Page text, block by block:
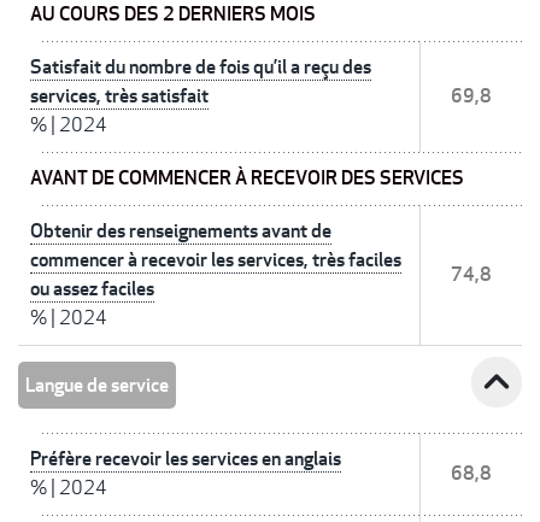
AU COURS DES 2 DERNIERS MOIS
Satisfait du nombre de fois qu’il a reçu des
services, très satisfait
% 2024
69,8
AVANT DE COMMENCER À RECEVOIR DES SERVICES
Obtenir des renseignements avant de
commencer à recevoir les services, très faciles
ou assez faciles
% 2024
74,8
Langue de service expand_less
Préfère recevoir les services en anglais
% 2024
68,8